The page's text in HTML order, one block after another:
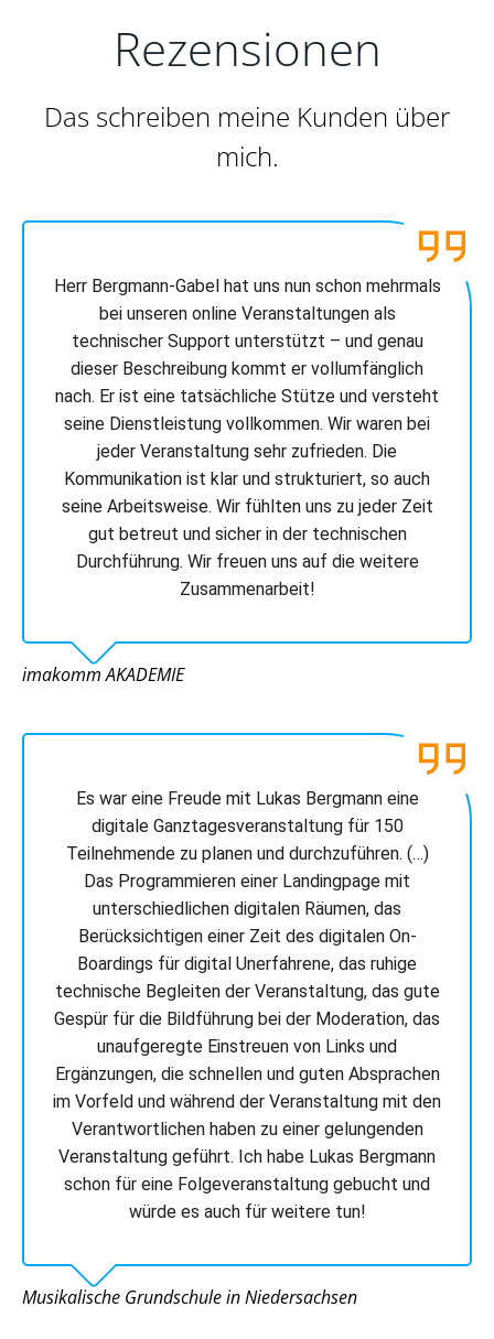
Rezensionen
Das schreiben meine Kunden über
mich.
Herr Bergmann-Gabel hat uns nun schon mehrmals
bei unseren online Veranstaltungen als
technischer Support unterstützt – und genau
dieser Beschreibung kommt er vollumfänglich
nach. Er ist eine tatsächliche Stütze und versteht
seine Dienstleistung vollkommen. Wir waren bei
jeder Veranstaltung sehr zufrieden. Die
Kommunikation ist klar und strukturiert, so auch
seine Arbeitsweise. Wir fühlten uns zu jeder Zeit
gut betreut und sicher in der technischen
Durchführung. Wir freuen uns auf die weitere
Zusammenarbeit!
imakomm AKADEMIE
Es war eine Freude mit Lukas Bergmann eine
digitale Ganztagesveranstaltung für 150
Teilnehmende zu planen und durchzuführen. (…)
Das Programmieren einer Landingpage mit
unterschiedlichen digitalen Räumen, das
Berücksichtigen einer Zeit des digitalen On-
Boardings für digital Unerfahrene, das ruhige
technische Begleiten der Veranstaltung, das gute
Gespür für die Bildführung bei der Moderation, das
unaufgeregte Einstreuen von Links und
Ergänzungen, die schnellen und guten Absprachen
im Vorfeld und während der Veranstaltung mit den
Verantwortlichen haben zu einer gelungenden
Veranstaltung geführt. Ich habe Lukas Bergmann
schon für eine Folgeveranstaltung gebucht und
würde es auch für weitere tun!
Musikalische Grundschule in Niedersachsen